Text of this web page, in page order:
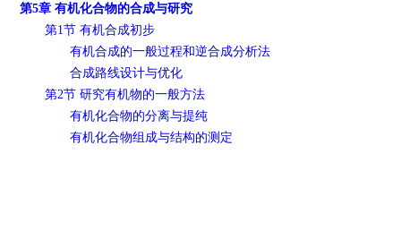
第5章 有机化合物的合成与研究
第1节 有机合成初步
有机合成的一般过程和逆合成分析法
合成路线设计与优化
第2节 研究有机物的一般方法
有机化合物的分离与提纯
有机化合物组成与结构的测定